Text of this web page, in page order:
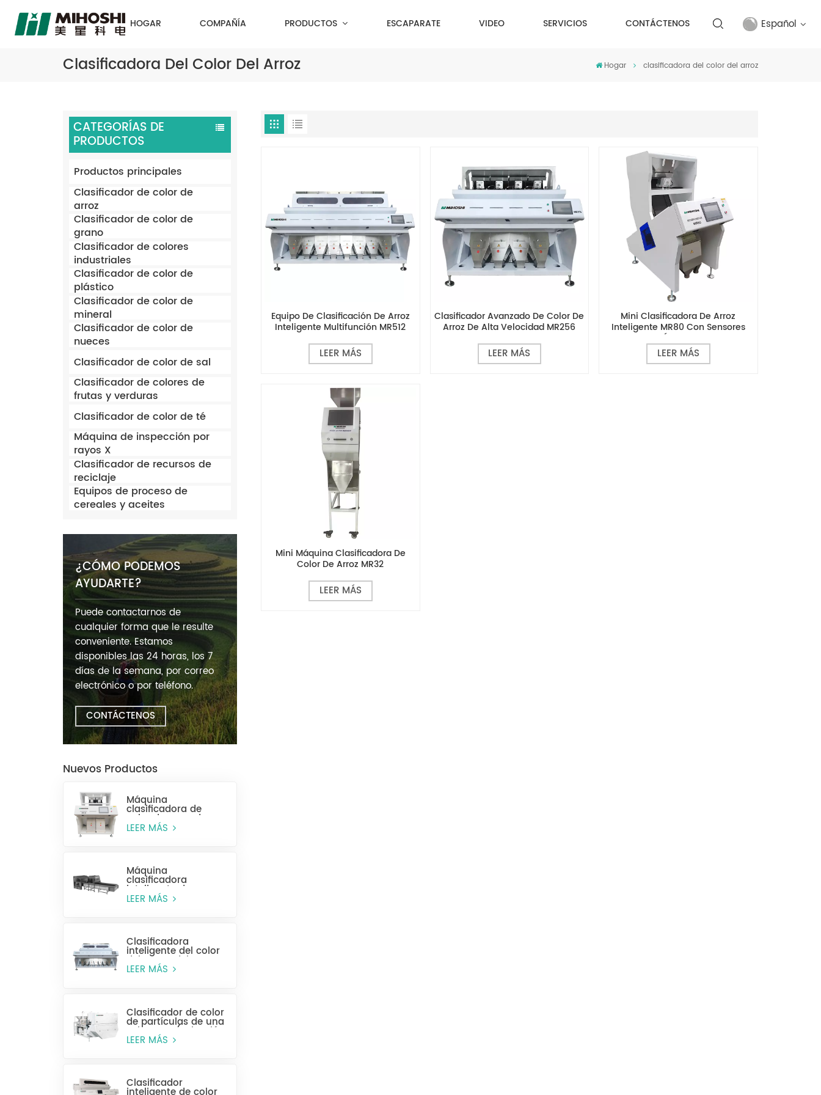
HOGAR COMPAÑÍA PRODUCTOS ESCAPARATE VIDEO SERVICIOS CONTÁCTENOS Español
العربية
Clasificadora Del Color Del Arroz Hogar clasificadora del color del arroz
CATEGORÍAS DE
PRODUCTOS
Productos principales
Clasificador de color de
arroz
Clasificador de color de
grano
Clasificador de colores
industriales
Clasificador de color de
plástico
Clasificador de color de
mineral
Clasificador de color de
nueces
Clasificador de color de sal
Clasificador de colores de
frutas y verduras
Clasificador de color de té
Máquina de inspección por
rayos X
Clasificador de recursos de
reciclaje
Equipos de proceso de
cereales y aceites
¿CÓMO PODEMOS
AYUDARTE?
Puede contactarnos de
cualquier forma que le resulte
conveniente. Estamos
disponibles las 24 horas, los 7
días de la semana, por correo
electrónico o por teléfono.
CONTÁCTENOS
Nuevos Productos
Máquina
clasificadora de
color de arroz de
alta eficiencia MR128
LEER MÁS
Máquina
clasificadora
inteligente de
plástico para
LEER MÁS
Clasificadora
inteligente del color
del grano del CCD
MG448
LEER MÁS
Clasificador de color
de partículas de una
sola capa (selección
húmeda)
LEER MÁS
Clasificador
Equipo De Clasificación De Arroz
Inteligente Multifunción MR512
LEER MÁS
Clasificador Avanzado De Color De
Arroz De Alta Velocidad MR256
LEER MÁS
Mini Clasificadora De Arroz
Inteligente MR80 Con Sensores
Ópticos
LEER MÁS
Mini Máquina Clasificadora De
Color De Arroz MR32
LEER MÁS